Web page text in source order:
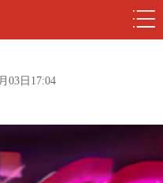
03日17:04